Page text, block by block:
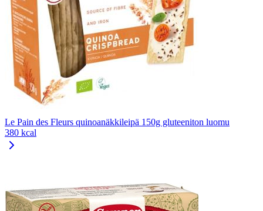
Le Pain des Fleurs quinoanäkkileipä 150g gluteeniton luomu
380 kcal